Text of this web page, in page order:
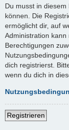
Du musst in
können. Die
ermöglicht dir, auf
Administration
Berechtigungen
dich registrierst.
wenn du dich in
Registrieren